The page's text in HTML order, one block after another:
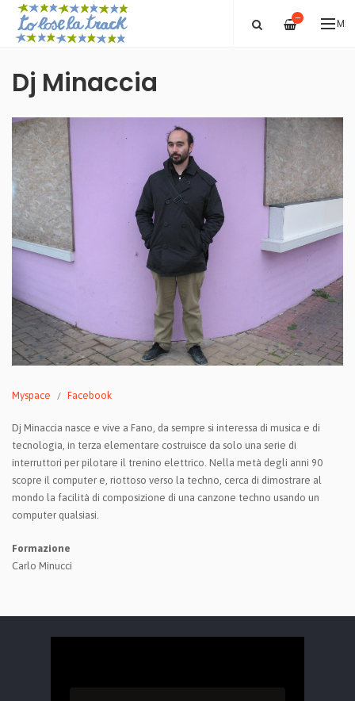
—
Dj Minaccia
Myspace Facebook
Dj Minaccia nasce e vive a Fano, da sempre si interessa di musica e di
tecnologia, in terza elementare costruisce da solo una serie di
interruttori per pilotare il trenino elettrico. Nella metà degli anni 90
scopre il computer e, riottoso verso la techno, cerca di dimostrare al
mondo la facilità di composizione di una canzone techno usando un
computer qualsiasi.
Formazione
Carlo Minucci